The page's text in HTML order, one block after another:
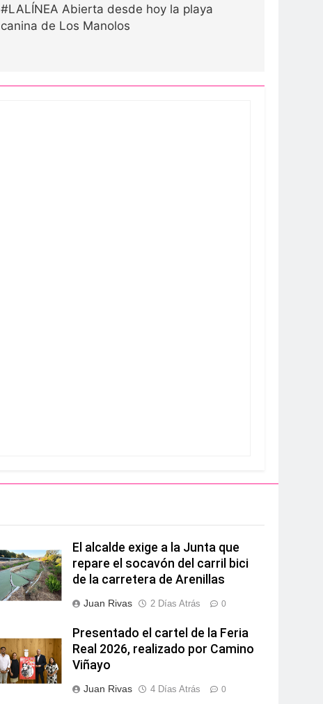
#LALÍNEA Abierta desde hoy la playa
canina de Los Manolos
El alcalde exige a la Junta que
repare el socavón del carril bici
de la carretera de Arenillas
Juan Rivas 2 Días Atrás 0
Presentado el cartel de la Feria
Real 2026, realizado por Camino
Viñayo
Juan Rivas 4 Días Atrás 0